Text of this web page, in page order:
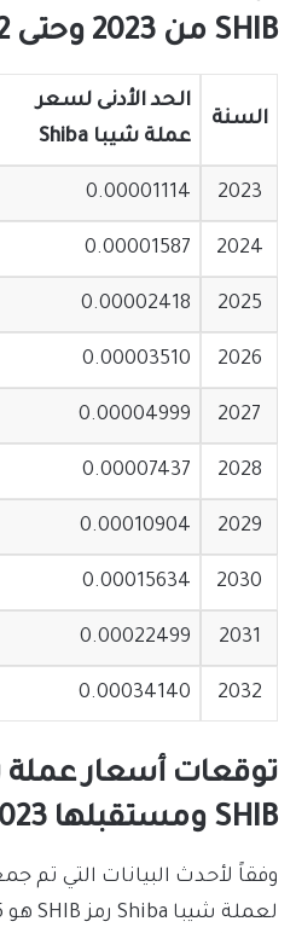
SHIB من 2023 وحتى 2032
السنة
الحد الأدنى لسعر
عملة شيبا Shiba
2023
0.00001114
2024
0.00001587
2025
0.00002418
2026
0.00003510
2027
0.00004999
2028
0.00007437
2029
0.00010904
2030
0.00015634
2031
0.00022499
2032
0.00034140
SHIB ومستقبلها 2023 إلى 2026
وفقاً لأحدث البيانات التي تم
لعملة شيبا Shiba رمز SHIB هو